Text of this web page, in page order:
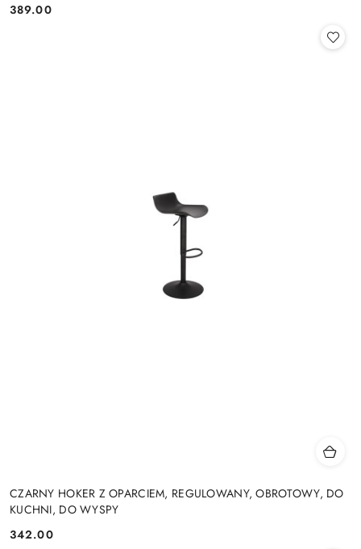
Cena:
389.00
CZARNY HOKER Z OPARCIEM, REGULOWANY, OBROTOWY, DO
KUCHNI, DO WYSPY
Cena:
342.00